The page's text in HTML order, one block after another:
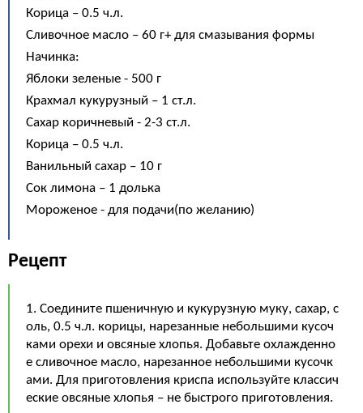
Корица – 0.5 ч.л.
Сливочное масло – 60 г+ для смазывания формы
Начинка:
Яблоки зеленые - 500 г
Крахмал кукурузный – 1 ст.л.
Сахар коричневый - 2-3 ст.л.
Корица – 0.5 ч.л.
Ванильный сахар – 10 г
Сок лимона – 1 долька
Мороженое - для подачи(по желанию)
Рецепт
1. Соедините пшеничную и кукурузную муку, сахар, с
оль, 0.5 ч.л. корицы, нарезанные небольшими кусоч
ками орехи и овсяные хлопья. Добавьте охлажденно
е сливочное масло, нарезанное небольшими кусочк
ами. Для приготовления криспа используйте классич
еские овсяные хлопья – не быстрого приготовления.